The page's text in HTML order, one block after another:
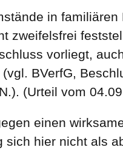
in
zweifelsfrei
vorliegt,
BVerfG,
(Urteil vom
einen
sich hier nicht als